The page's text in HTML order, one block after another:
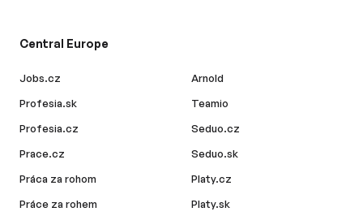
Central Europe
Jobs.cz
Profesia.sk
Profesia.cz
Prace.cz
Práca za rohom
Práce za rohem
Arnold
Teamio
Seduo.cz
Seduo.sk
Platy.cz
Platy.sk